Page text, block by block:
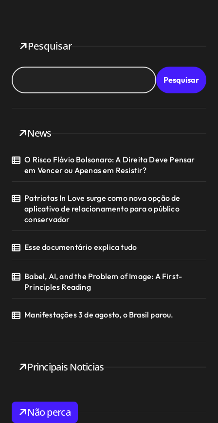
Pesquisar
Pesquisar
News
O Risco Flávio Bolsonaro: A Direita Deve Pensar
em Vencer ou Apenas em Resistir?
Patriotas In Love surge como nova opção de
aplicativo de relacionamento para o público
conservador
Esse documentário explica tudo
Babel, AI, and the Problem of Image: A First-
Principles Reading
Manifestações 3 de agosto, o Brasil parou.
Principais Noticias
Não perca